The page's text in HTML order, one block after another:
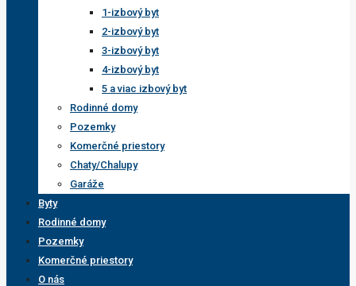
1-izbový byt
2-izbový byt
3-izbový byt
4-izbový byt
5 a viac izbový byt
Rodinné domy
Pozemky
Komerčné priestory
Chaty/Chalupy
Garáže
Byty
Rodinné domy
Pozemky
Komerčné priestory
O nás